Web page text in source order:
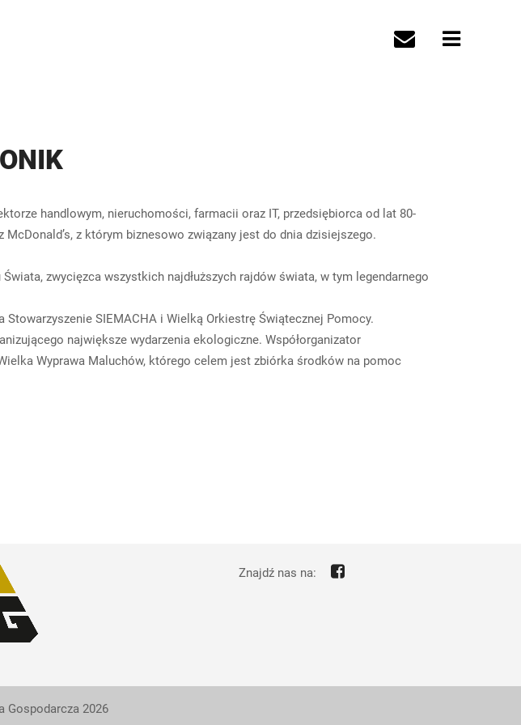
handlowym, nieruchomości, farmacii oraz IT, przedsiębiorca od lat 80-
McDonald’s, z którym biznesowo związany jest do dnia dzisiejszego.
zwycięzca wszystkich najdłuższych rajdów świata, w tym legendarnego
SIEMACHA i Wielką Orkiestrę Świątecznej Pomocy.
największe wydarzenia ekologiczne. Współorganizator
Wyprawa Maluchów, którego celem jest zbiórka środków na pomoc
Znajdź nas na:
Gospodarcza 2026